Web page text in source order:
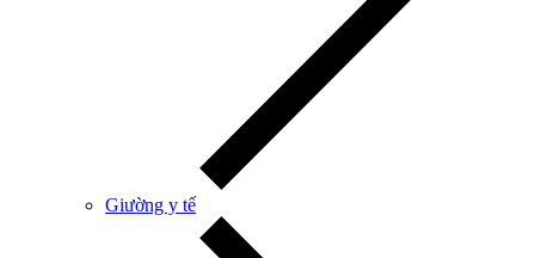
Giường y tế